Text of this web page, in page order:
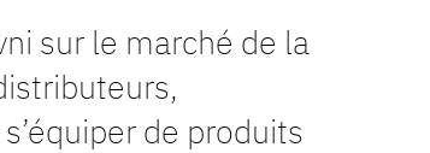
sur le marché de la
de produits